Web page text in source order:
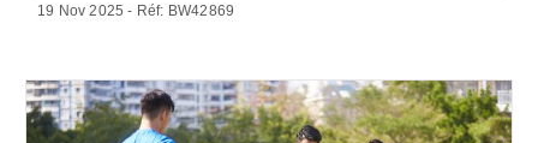
19 Nov 2025 - Réf: BW42869